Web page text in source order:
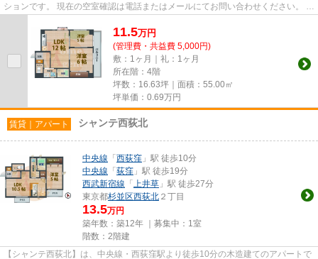
ションです。 現在の空室確認は電話またはメールにてお問い合わせください。 退
11.5万円
(管理費・共益費 5,000円)
敷：1ヶ月｜礼：1ヶ月
所在階：4階
坪数：16.63坪｜面積：55.00㎡
坪単価： 0.69万円
賃貸｜アパート シャンテ西荻北
中央線 「 西荻窪 」駅 徒歩10分
中央線 「 荻窪 」駅 徒歩19分
西武新宿線 「 上井草 」駅 徒歩27分
東京都杉並区西荻北 ２丁目
13.5万円
築年数：築12年 ｜募集中： 1室
階数：2階建
【シャンテ西荻北】は、中央線・西荻窪駅より徒歩10分の木造建てのアパートで